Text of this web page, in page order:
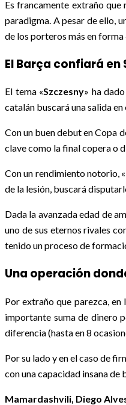
Es francamente extraño
paradigma. A pesar de ello,
de los porteros más en
El Barça confiará en
El tema «Szczesny» ha
catalán buscará una salida
Con un buen debut en Copa
clave como la final copera o
Con un rendimiento notorio, «
de la lesión, buscará
Dada la avanzada edad de
uno de sus eternos rivales
tenido un proceso de
Una operación
Por extraño que parezca, en
importante suma de dinero
diferencia (hasta en 8
Por su lado y en el caso de
con una capacidad insana de
Mamardashvili, Diego